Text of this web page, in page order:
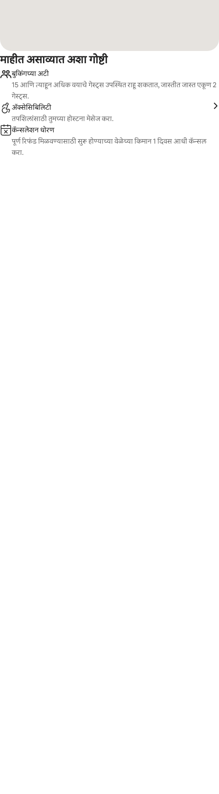
माहीत असाव्यात अशा गोष्टी
बुकिंगच्या अटी
15 आणि त्याहून अधिक वयाचे गेस्ट्स उपस्थित राहू शकतात, जास्तीत जास्त एकूण 2
गेस्ट्स.
ॲक्सेसिबिलिटी
तपशिलांसाठी तुमच्या होस्टना मेसेज करा.
कॅन्सलेशन धोरण
पूर्ण रिफंड मिळवण्यासाठी सुरू होण्याच्या वेळेच्या किमान 1 दिवस आधी कॅन्सल
करा.